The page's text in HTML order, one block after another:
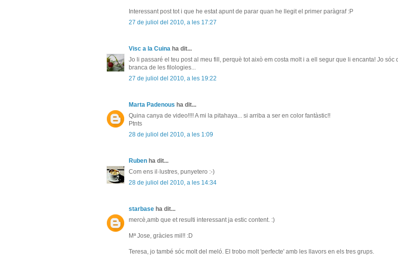
Interessant post tot i que he estat apunt de parar quan he llegit el primer paràgraf :P
27 de juliol del 2010, a les 17:27
Visc a la Cuina ha dit...
Jo li passaré el teu post al meu fill, perquè tot això em costa molt i a ell segur que li encanta! Jo sóc
branca de les filologies...
27 de juliol del 2010, a les 19:22
Marta Padenous ha dit...
Quina canya de video!!!! A mi la pitahaya... si arriba a ser en color fantàstic!!
Ptnts
28 de juliol del 2010, a les 1:09
Ruben ha dit...
Com ens il·lustres, punyetero :-)
28 de juliol del 2010, a les 14:34
starbase ha dit...
mercè,amb que et resulti interessant ja estic content. :)
Mª Jose, gràcies mil!! :D
Teresa, jo també sóc molt del meló. El trobo molt 'perfecte' amb les llavors en els tres grups.